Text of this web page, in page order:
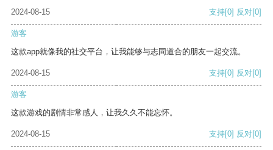
2024-08-15
支持[0] 反对[0]
游客
这款app就像我的社交平台，让我能够与志同道合的朋友一起交流。
2024-08-15 支持[0] 反对[0]
游客
这款游戏的剧情非常感人，让我久久不能忘怀。
2024-08-15 支持[0] 反对[0]